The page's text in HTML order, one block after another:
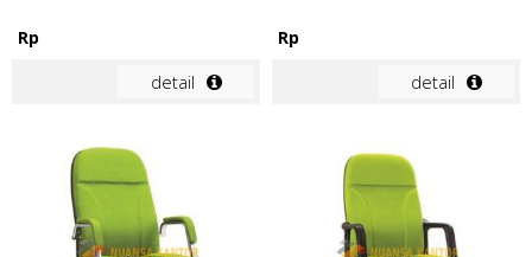
Rp
detail
Rp
detail